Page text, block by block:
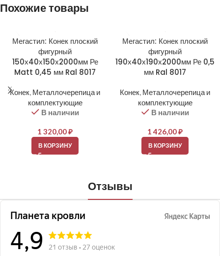
Похожие товары
Мегастил: Конек плоский
фигурный
150х40х150х2000мм Ре
Matt 0,45 мм Ral 8017
Конек, Металлочерепица и
комплектующие
В наличии
1 320,00₽
В КОРЗИНУ
Мегастил: Конек плоский
фигурный
190х40х190х2000мм Ре 0,5
мм Ral 8017
Конек, Металлочерепица и
комплектующие
В наличии
1 426,00₽
В КОРЗИНУ
Отзывы